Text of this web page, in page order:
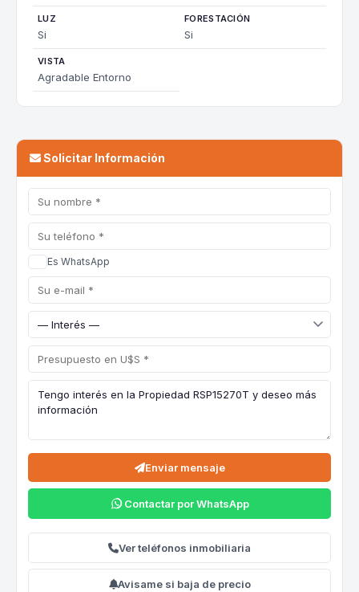
LUZ
Si
FORESTACIÓN
Si
VISTA
Agradable Entorno
Solicitar Información
Es WhatsApp
Enviar mensaje
Contactar por WhatsApp
Ver teléfonos inmobiliaria
Avisame si baja de precio